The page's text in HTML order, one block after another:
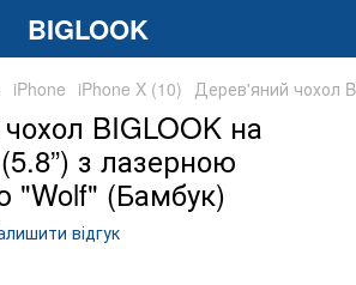
BIGLOOK
iPhone iPhone X (10) Дерев'яний чохол
BIGLOOK на
з лазерною
"Wolf" (Бамбук)
відгук